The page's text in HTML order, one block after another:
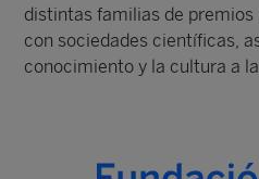
distintas familias de premios
con sociedades científicas,
conocimiento y la cultura a